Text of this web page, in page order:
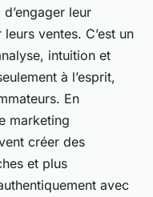
leur
ventes. C’est un
intuition et
à l’esprit,
En
marketing
créer des
et plus
avec